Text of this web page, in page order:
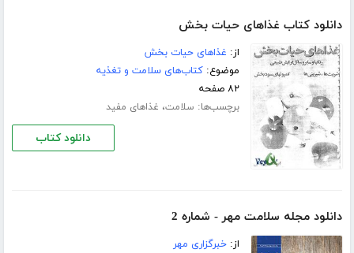
دانلود کتاب غذاهای حیات بخش
از: غذاهای حیات بخش
موضوع:کتاب‌های سلامت و تغذیه
۸۲ صفحه
برچسب‌ها: سلامت، غذاهای مفید
دانلود کتاب
دانلود مجله سلامت مهر - شماره 2
از:خبرگزاری مهر